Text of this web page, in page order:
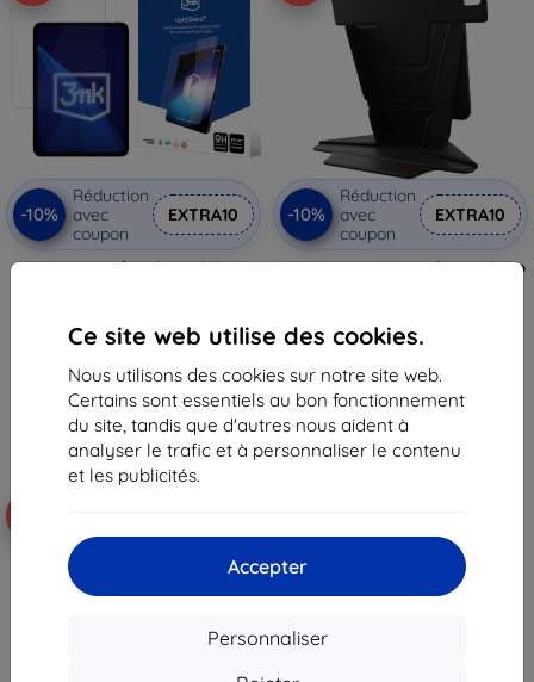
Ce site web utilise des cookies.
Nous utilisons des cookies sur notre site web.
Certains sont essentiels au bon fonctionnement
du site, tandis que d'autres nous aident à
analyser le trafic et à personnaliser le contenu
et les publicités.
Accepter
Personnaliser
-10%
Réduction
avec
coupon
EXTRA10
Verre trempé 3mk HardGlass
20,60 €
En stock > 5 pièces
-10%
Réduction
avec
coupon
EXTRA10
UNIQ Ryze 360 Case for iPad Pro
35,92 €
En stock > 5 pièces